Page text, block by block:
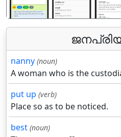
nanny (noun)
A woman who is the
put up (verb)
Place so as to be noticed.
best (noun)